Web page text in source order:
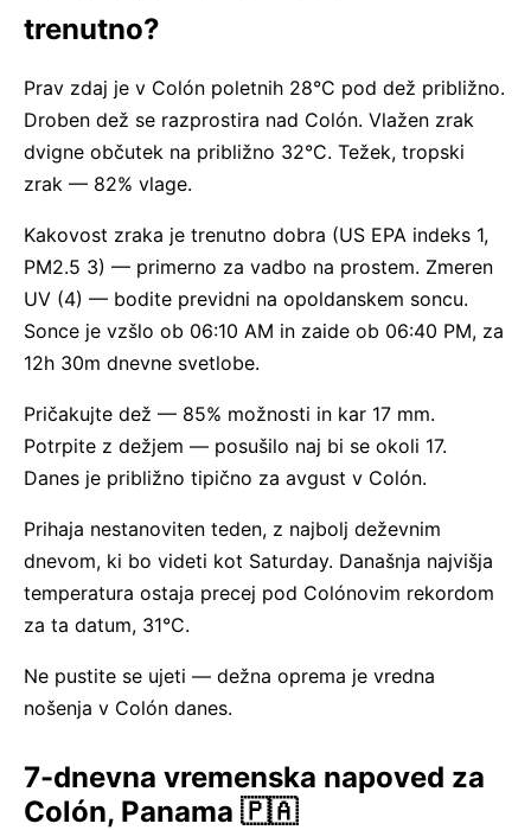
trenutno?
Prav zdaj je v Colón poletnih 28°C pod dež približno.
Droben dež se razprostira nad Colón. Vlažen zrak
dvigne občutek na približno 32°C. Težek, tropski
zrak — 82% vlage.
Kakovost zraka je trenutno dobra (US EPA indeks 1,
PM2.5 3) — primerno za vadbo na prostem. Zmeren
UV (4) — bodite previdni na opoldanskem soncu.
Sonce je vzšlo ob 06:10 AM in zaide ob 06:40 PM, za
12h 30m dnevne svetlobe.
Pričakujte dež — 85% možnosti in kar 17 mm.
Potrpite z dežjem — posušilo naj bi se okoli 17.
Danes je približno tipično za avgust v Colón.
Prihaja nestanoviten teden, z najbolj deževnim
dnevom, ki bo videti kot Saturday. Današnja najvišja
temperatura ostaja precej pod Colónovim rekordom
za ta datum, 31°C.
Ne pustite se ujeti — dežna oprema je vredna
nošenja v Colón danes.
7-dnevna vremenska napoved za
Colón, Panama 🇵🇦